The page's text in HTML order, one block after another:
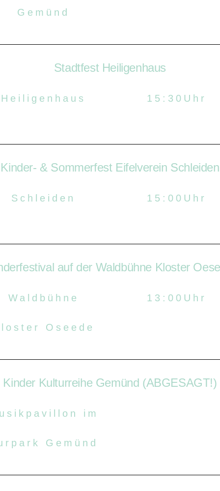
Gemünd
Stadtfest Heiligenhaus
Heiligenhaus 15:30Uhr
Kinder- & Sommerfest Eifelverein Schleiden
Schleiden 15:00Uhr
auf der Waldbühne Kloster
Waldbühne
Oseede
13:00Uhr
Kinder Kulturreihe Gemünd (ABGESAGT!)
im
Gemünd